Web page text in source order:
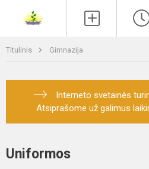
Titulinis Gimnazija
Interneto svetainės
Atsiprašome už galimus
Uniformos